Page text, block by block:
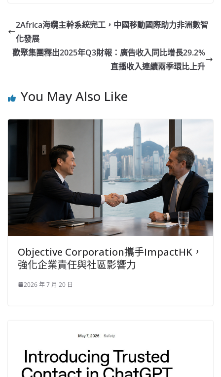
2Africa海纜主幹系統完工，中國移動國際助力非洲數智
化發展
歡聚集團釋出2025年Q3財報：廣告收入同比增長29.2%
直播收入連續兩季環比上升
You May Also Like
Objective Corporation攜手ImpactHK，
強化企業責任與社區影響力
2026 年 7 月 20 日